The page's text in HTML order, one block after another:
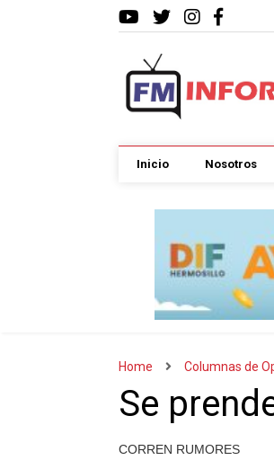
Inicio Nosotros
Home Columnas de
Se
CORREN RUMORES